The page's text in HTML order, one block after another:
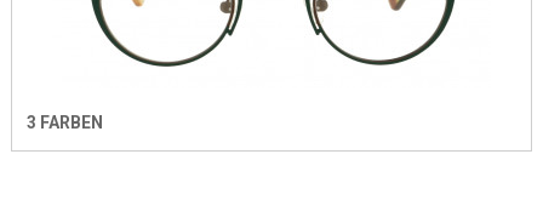
3 FARBEN